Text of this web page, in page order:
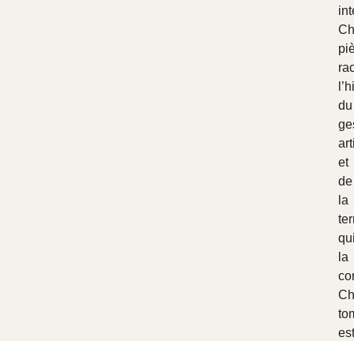
du
et
de
la
la
est